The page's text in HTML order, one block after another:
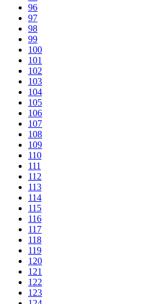
96
97
98
99
100
101
102
103
104
105
106
107
108
109
110
111
112
113
114
115
116
117
118
119
120
121
122
123